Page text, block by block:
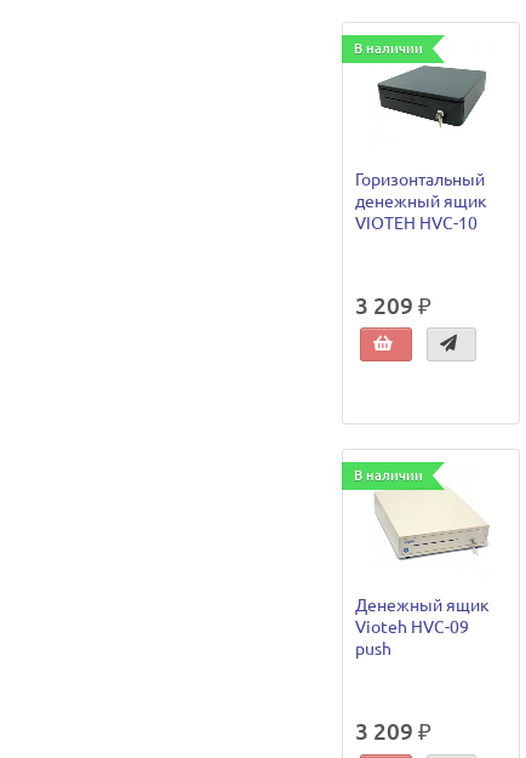
В наличии
Горизонтальный
денежный ящик
VIOTEH HVC-10
3 209 ₽
В наличии
Денежный ящик
Vioteh HVC-09
push
3 209 ₽